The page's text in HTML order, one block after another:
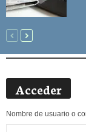
Acceder
Nombre de usuario o